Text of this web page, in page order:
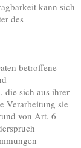
kann sich
des
betroffene
die sich aus ihrer
Verarbeitung sie
von Art. 6